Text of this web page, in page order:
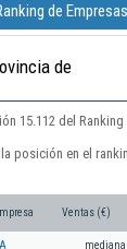
de
de
15.112 del
posición en el
Ventas (€)
mediana